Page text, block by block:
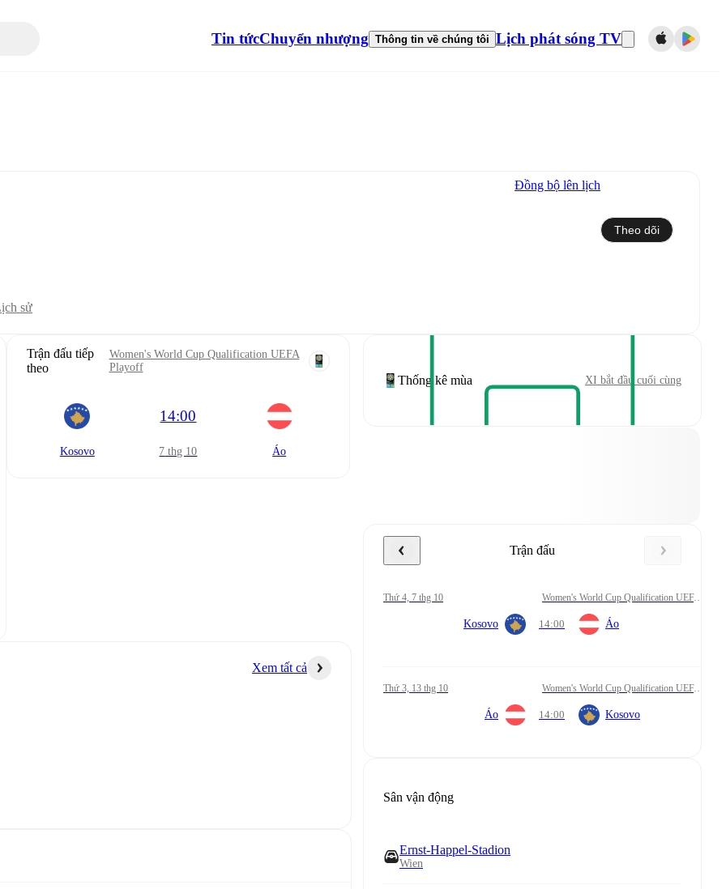
Tin tứcChuyển nhượng Thông tin về chúng tôi Lịch phát sóng TV
Đồng bộ lên lịch
Theo dõi
sử
Trận đấu tiếp
theo
Women's World Cup Qualification UEFA
Playoff
Kosovo
14:00
7 thg 10 Áo
Xem tất cả
Thống kê mùa XI bắt đầu cuối cùng
Trận đấu
Thứ 4, 7 thg 10 Women's World Cup Qualification UEFA Playoff
Kosovo 14:00 Áo
Thứ 3, 13 thg 10 Women's World Cup Qualification UEFA Playoff
Áo 14:00 Kosovo
Sân vận động
Ernst-Happel-Stadion
Wien